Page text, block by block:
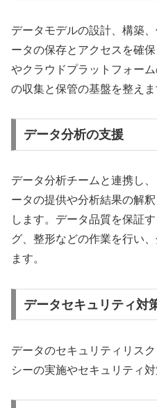
データモデルの設計、構築
ータの保存とアクセスを確
やクラウドプラットフォー
の収集と保管の基盤を整えま
データ分析の支援
データ分析チームと連携し
ータの提供や分析結果の解
します。データ品質を保証
グ、整形などの作業を行い
ます。
データセキュリティ対
データのセキュリティリス
シーの実施やセキュリティ